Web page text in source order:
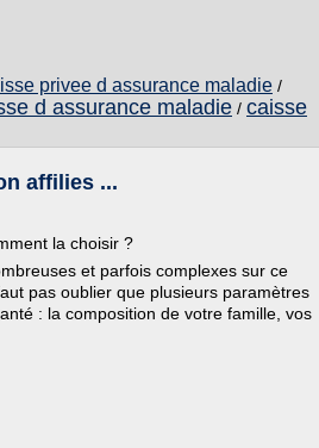
privee d assurance maladie /
d assurance maladie / caisse
affilies ...
la choisir ?
et parfois complexes sur ce
pas oublier que plusieurs paramètres
: la composition de votre famille, vos